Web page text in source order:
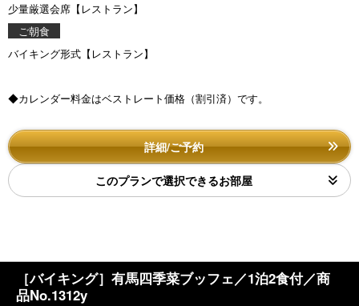
少量厳選会席【レストラン】
ご朝食
バイキング形式【レストラン】
◆カレンダー料金はベストレート価格（割引済）です。
詳細/ご予約
このプランで選択できるお部屋
［バイキング］有馬四季菜ブッフェ／1泊2食付／商
品No.1312y